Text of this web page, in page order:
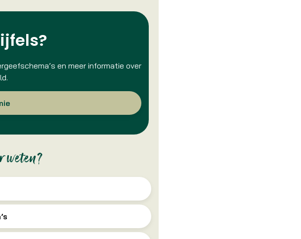
en meer informatie over
weten?